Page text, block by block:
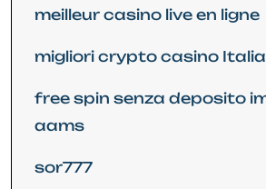
meilleur casino live en ligne
migliori crypto casino
free spin senza deposito
aams
sor777